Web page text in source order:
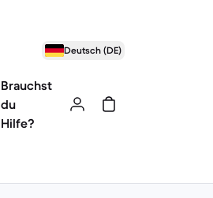
Deutsch (DE)
Brauchst
du
Hilfe?